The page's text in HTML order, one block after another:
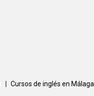
Cursos de inglés en Málaga